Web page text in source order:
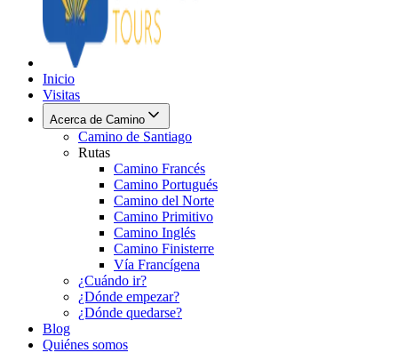
Inicio
Visitas
Acerca de Camino
Camino de Santiago
Rutas
Camino Francés
Camino Portugués
Camino del Norte
Camino Primitivo
Camino Inglés
Camino Finisterre
Vía Francígena
¿Cuándo ir?
¿Dónde empezar?
¿Dónde quedarse?
Blog
Quiénes somos